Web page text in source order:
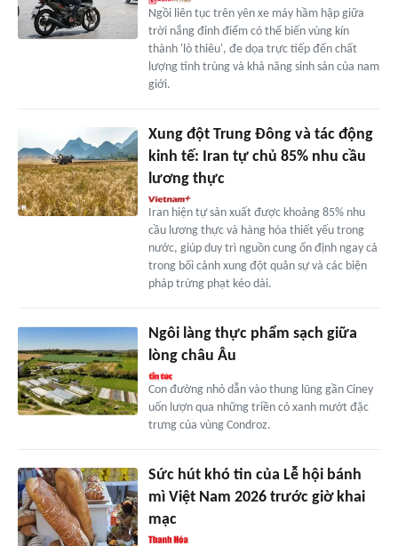
Ngồi liên tục trên yên xe máy hầm hập giữa
trời nắng đỉnh điểm có thể biến vùng kín
thành 'lò thiêu', đe dọa trực tiếp đến chất
lượng tinh trùng và khả năng sinh sản của nam
giới.
Xung đột Trung Đông và tác động
kinh tế: Iran tự chủ 85% nhu cầu
lương thực
Iran hiện tự sản xuất được khoảng 85% nhu
cầu lương thực và hàng hóa thiết yếu trong
nước, giúp duy trì nguồn cung ổn định ngay cả
trong bối cảnh xung đột quân sự và các biện
pháp trừng phạt kéo dài.
Ngôi làng thực phẩm sạch giữa
lòng châu Âu
Con đường nhỏ dẫn vào thung lũng gần Ciney
uốn lượn qua những triền cỏ xanh mướt đặc
trưng của vùng Condroz.
Sức hút khó tin của Lễ hội bánh
mì Việt Nam 2026 trước giờ khai
mạc